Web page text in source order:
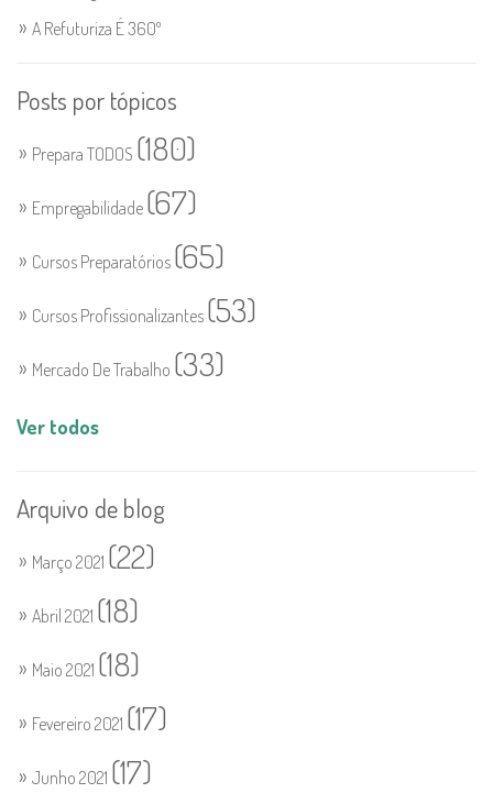
A Refuturiza É 360º
Posts por tópicos
Prepara TODOS (180)
Empregabilidade (67)
Cursos Preparatórios (65)
Cursos Profissionalizantes (53)
Mercado De Trabalho (33)
Ver todos
Arquivo de blog
Março 2021 (22)
Abril 2021 (18)
Maio 2021 (18)
Fevereiro 2021 (17)
Junho 2021 (17)